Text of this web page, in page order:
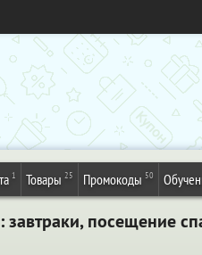
1 Товары 25 Промокоды 50
посещение